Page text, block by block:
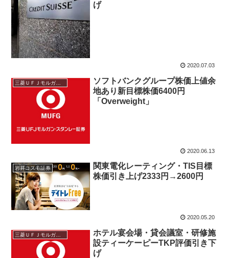
げ
2020.07.03
三菱ＵＦＪモルガン・スタンレー
ソフトバンクグループ株価上値余
地あり新目標株価6400円
「Overweight」
2020.06.13
岩井コスモ証券
関東電化レーティング・TIS目標
株価引き上げ2333円→2600円
2020.05.20
三菱ＵＦＪモルガン・スタンレー
ホテル宴会場・貸会議室・研修施
設ティーケーピーTKP評価引き下
げ